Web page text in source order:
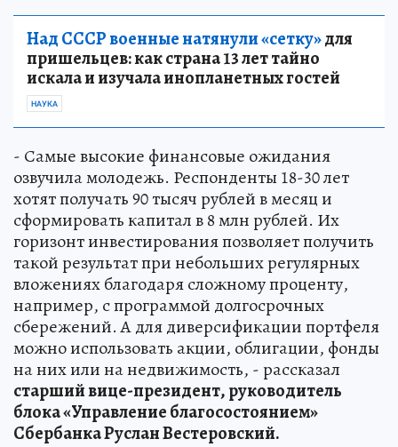
Над СССР военные натянули «сетку»для
пришельцев: как страна 13 лет тайно
искала и изучала инопланетных гостей
НАУКА
- Самые высокие финансовые ожидания
озвучила молодежь. Респонденты 18-30 лет
хотят получать 90 тысяч рублей в месяц и
сформировать капитал в 8 млн рублей. Их
горизонт инвестирования позволяет получить
такой результат при небольших регулярных
вложениях благодаря сложному проценту,
например, с программой долгосрочных
сбережений. А для диверсификации портфеля
можно использовать акции, облигации, фонды
на них или на недвижимость, - рассказал
старший вице-президент, руководитель
блока «Управление благосостоянием»
Сбербанка Руслан Вестеровский.